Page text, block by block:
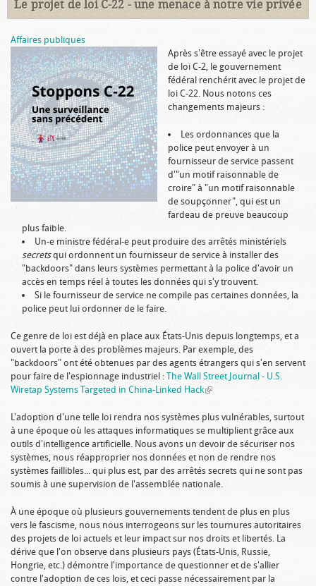
Le projet de loi C-22 - une menace à notre vie privée
Affaires publiques
Après s'être essayé avec le projet
de loi C-2, le gouvernement
fédéral renchérit avec le projet de
loi C-22. Nous notons ces
changements majeurs :
Les ordonnances que la
police peut envoyer à un
fournisseur de service passent
d'"un motif raisonnable de
croire" à "un motif raisonnable
de soupçonner", qui est un
fardeau de preuve beaucoup
plus faible.
Un-e ministre fédéral-e peut produire des arrêtés ministériels
secretsqui ordonnent un fournisseur de service à installer des
"backdoors" dans leurs systèmes permettant à la police d'avoir un
accès en temps réel à toutes les données qui s'y trouvent.
Si le fournisseur de service ne compile pas certaines données, la
police peut lui ordonner de le faire.
Ce genre de loi est déjà en place aux États-Unis depuis longtemps, et a
ouvert la porte à des problèmes majeurs. Par exemple, des
"backdoors" ont été obtenues par des agents étrangers qui s'en servent
pour faire de l'espionnage industriel : The Wall Street Journal - U.S.
Wiretap Systems Targeted in China-Linked Hack(link is external)
L'adoption d'une telle loi rendra nos systèmes plus vulnérables, surtout
à une époque où les attaques informatiques se multiplient grâce aux
outils d'intelligence artificielle. Nous avons un devoir de sécuriser nos
systèmes, nous réapproprier nos données et non de rendre nos
systèmes faillibles... qui plus est, par des arrêtés secrets qui ne sont pas
soumis à une supervision de l'assemblée nationale.
À une époque où plusieurs gouvernements tendent de plus en plus
vers le fascisme, nous nous interrogeons sur les tournures autoritaires
des projets de loi actuels et leur impact sur nos droits et libertés. La
dérive que l'on observe dans plusieurs pays (États-Unis, Russie,
Hongrie, etc.) démontre l'importance de questionner et de s'allier
contre l'adoption de ces lois, et ceci passe nécessairement par la